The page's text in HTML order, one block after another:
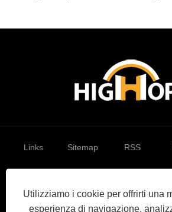
Utilizziamo i cookie per offrirti una
esperienza di navigazione,
Links Sitemap RSS